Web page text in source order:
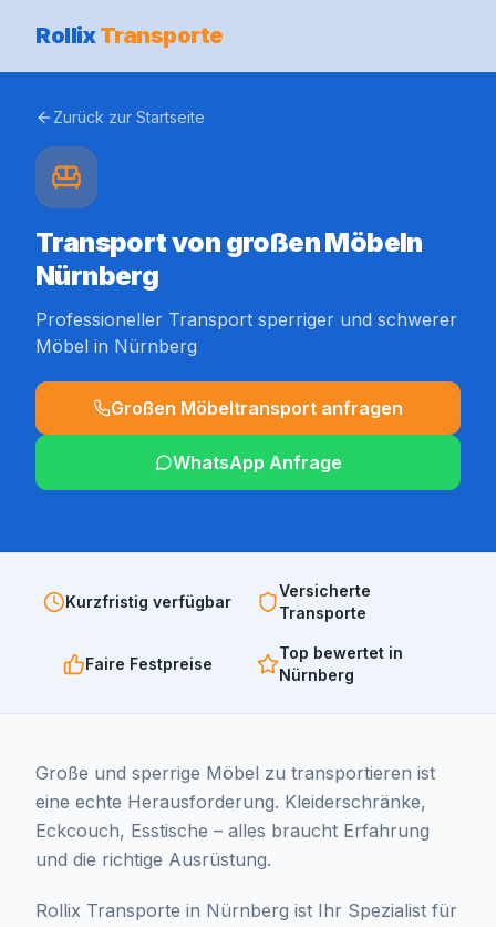
Rollix Transporte
Zurück zur Startseite
Transport von großen Möbeln
Nürnberg
Professioneller Transport sperriger und schwerer
Möbel in Nürnberg
Großen Möbeltransport anfragen
WhatsApp Anfrage
Kurzfristig verfügbar
Versicherte
Transporte
Faire Festpreise
Top bewertet in
Nürnberg
Große und sperrige Möbel zu transportieren ist
eine echte Herausforderung. Kleiderschränke,
Eckcouch, Esstische – alles braucht Erfahrung
und die richtige Ausrüstung.
Rollix Transporte in Nürnberg ist Ihr Spezialist für